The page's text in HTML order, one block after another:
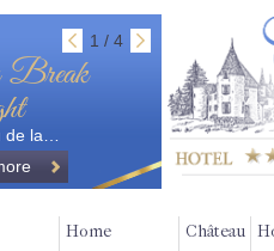
1 / 4
de la…
Home Château